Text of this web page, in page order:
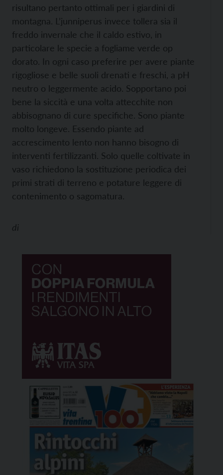
risultano pertanto ottimali per i giardini di
montagna. L’junniperus invece tollera sia il
freddo invernale che il caldo estivo, in
particolare le specie a fogliame verde op
dorato. In ogni caso preferire per avere piante
rigogliose e belle suoli drenati e freschi, a pH
neutro o leggermente acido. Sopportano poi
bene la siccità e una volta attecchite non
abbisognano di cure specifiche. Sono piante
molto longeve. Essendo piante ad
accrescimento lento non hanno bisogno di
interventi fertilizzanti. Solo quelle coltivate in
vaso richiedono la sostituzione periodica dei
primi strati di terreno e potature leggere di
contenimento o sagomatura.
di